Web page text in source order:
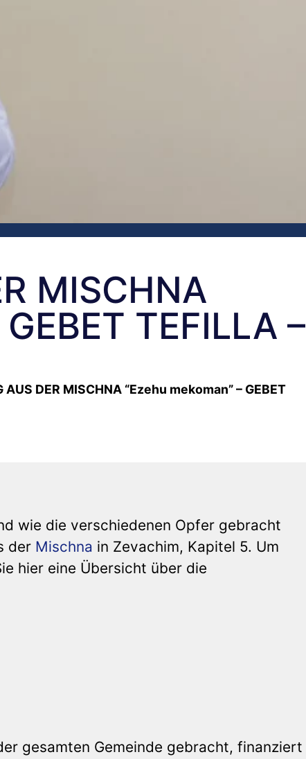
MISCHNA
TEFILLA –
AUS DER MISCHNA “Ezehu mekoman” – GEBET
wie die verschiedenen Opfer gebracht
der Mischna in Zevachim, Kapitel 5. Um
hier eine Übersicht über die
gesamten Gemeinde gebracht, finanziert